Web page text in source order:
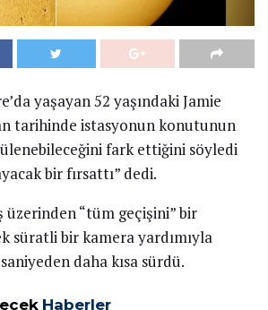
yaşayan 52 yaşındaki Jamie
tarihinde istasyonun konutunun
fark ettiğini söyledi
bir fırsattı” dedi.
üzerinden “tüm geçişini” bir
süratli bir kamera yardımıyla
daha kısa sürdü.
Haberler